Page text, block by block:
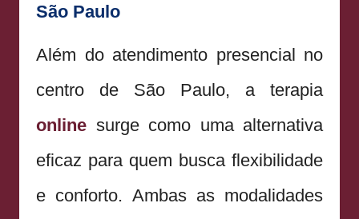
São Paulo
Além do atendimento presencial no
centro de São Paulo, a terapia
online surge como uma alternativa
eficaz para quem busca flexibilidade
e conforto. Ambas as modalidades